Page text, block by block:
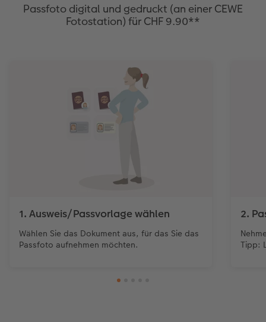
Passfoto digital und gedruckt (an einer CEWE
Fotostation) für CHF 9.90**
1. Ausweis/Passvorlage wählen
Wählen Sie das Dokument aus, für das Sie das
Passfoto aufnehmen möchten.
2.
Tipp: